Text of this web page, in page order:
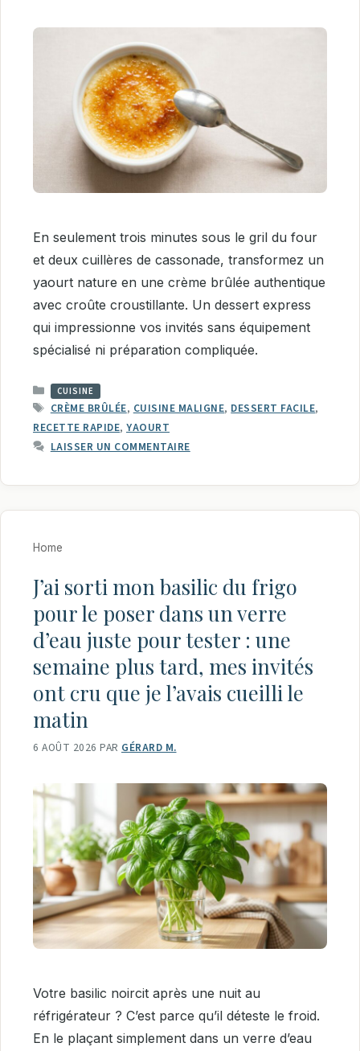
En seulement trois minutes sous le gril du four
et deux cuillères de cassonade, transformez un
yaourt nature en une crème brûlée authentique
avec croûte croustillante. Un dessert express
qui impressionne vos invités sans équipement
spécialisé ni préparation compliquée.
CATÉGORIES
CUISINE
ÉTIQUETTES
CRÈME BRÛLÉE, CUISINE MALIGNE, DESSERT FACILE,
RECETTE RAPIDE, YAOURT
LAISSER UN COMMENTAIRE
Home
J’ai sorti mon basilic du frigo
pour le poser dans un verre
d’eau juste pour tester : une
semaine plus tard, mes invités
ont cru que je l’avais cueilli le
matin
6 AOÛT 2026 PAR GÉRARD M.
Votre basilic noircit après une nuit au
réfrigérateur ? C’est parce qu’il déteste le froid.
En le plaçant simplement dans un verre d’eau